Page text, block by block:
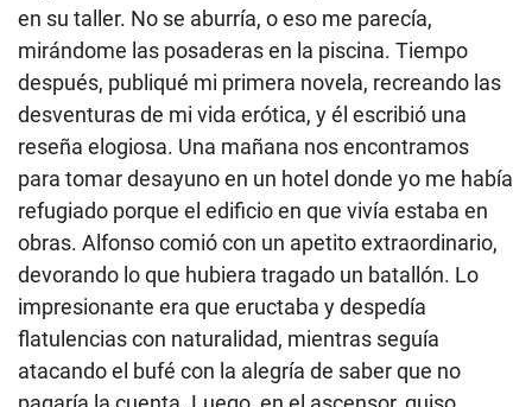
en su taller. No se aburría, o eso me parecía,
mirándome las posaderas en la piscina. Tiempo
después, publiqué mi primera novela, recreando las
desventuras de mi vida erótica, y él escribió una
reseña elogiosa. Una mañana nos encontramos
para tomar desayuno en un hotel donde yo me había
refugiado porque el edificio en que vivía estaba en
obras. Alfonso comió con un apetito extraordinario,
devorando lo que hubiera tragado un batallón. Lo
impresionante era que eructaba y despedía
flatulencias con naturalidad, mientras seguía
atacando el bufé con la alegría de saber que no